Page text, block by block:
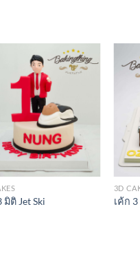
มิติ Jet Ski
3D
เค้ก